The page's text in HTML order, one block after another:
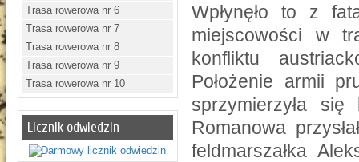
Trasa rowerowa nr 6
Trasa rowerowa nr 7
Trasa rowerowa nr 8
Trasa rowerowa nr 9
Trasa rowerowa nr 10
Licznik odwiedzin
Wpłynęło to z
miejscowości w
konfliktu
Położenie armii
sprzymierzyła
Romanowa
feldmarszałka